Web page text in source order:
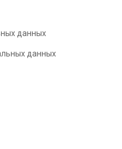
данных
данных